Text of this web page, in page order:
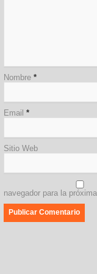
Nombre *
Email *
Sitio Web
navegador para la